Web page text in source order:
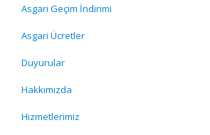
Asgari Geçim İndirimi
Asgari Ücretler
Duyurular
Hakkımızda
Hizmetlerimiz